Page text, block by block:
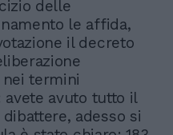
delle
le affida,
il decreto
nei termini
avete avuto tutto il
adesso si